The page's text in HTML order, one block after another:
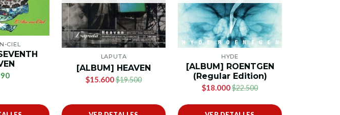
CIEL
LAPUTA
[ALBUM] HEAVEN
$15.600$19.500
HYDE
[ALBUM] ROENTGEN
(Regular Edition)
$18.000$22.500